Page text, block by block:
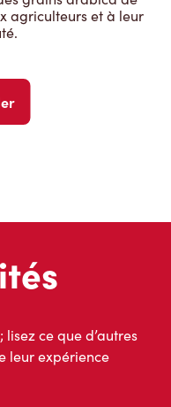
agriculteurs et à leur
ce que d’autres
leur expérience